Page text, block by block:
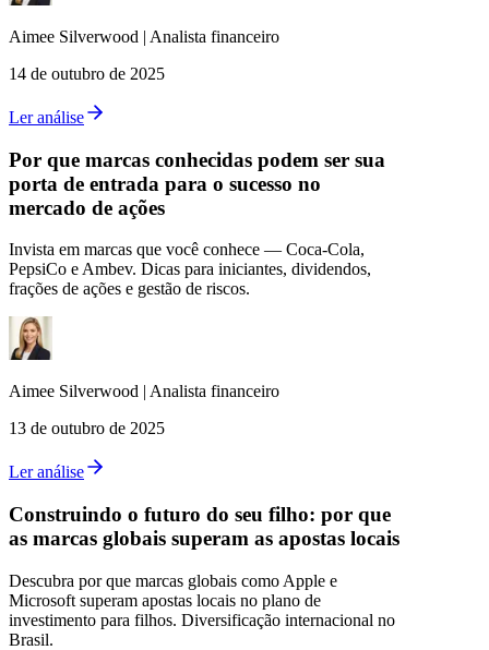
Aimee Silverwood | Analista financeiro
14 de outubro de 2025
Ler análise
Por que marcas conhecidas podem ser sua
porta de entrada para o sucesso no
mercado de ações
Invista em marcas que você conhece — Coca‑Cola,
PepsiCo e Ambev. Dicas para iniciantes, dividendos,
frações de ações e gestão de riscos.
Aimee Silverwood | Analista financeiro
13 de outubro de 2025
Ler análise
Construindo o futuro do seu filho: por que
as marcas globais superam as apostas locais
Descubra por que marcas globais como Apple e
Microsoft superam apostas locais no plano de
investimento para filhos. Diversificação internacional no
Brasil.